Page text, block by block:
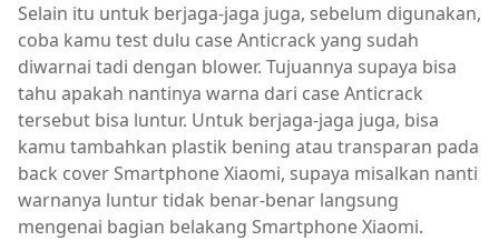
Selain itu untuk berjaga-jaga juga, sebelum digunakan,
coba kamu test dulu case Anticrack yang sudah
diwarnai tadi dengan blower. Tujuannya supaya bisa
tahu apakah nantinya warna dari case Anticrack
tersebut bisa luntur. Untuk berjaga-jaga juga, bisa
kamu tambahkan plastik bening atau transparan pada
back cover Smartphone Xiaomi, supaya misalkan nanti
warnanya luntur tidak benar-benar langsung
mengenai bagian belakang Smartphone Xiaomi.